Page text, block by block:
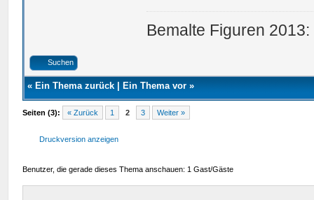
Bemalte Figuren
Suchen
« Ein Thema zurück Ein Thema vor »
Seiten (3): « Zurück 1 2 3 Weiter »
Druckversion anzeigen
Benutzer, die gerade dieses Thema anschauen: 1 Gast/Gäste